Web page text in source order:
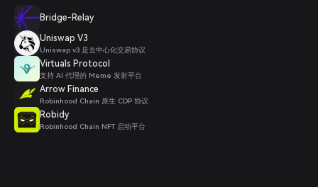
Bridge-Relay
Uniswap V3
Uniswap v3 是去中心化交易协议
Virtuals Protocol
支持 AI 代理的 Meme 发射平台
Arrow Finance
Robinhood Chain 原生 CDP 协议
Robidy
Robinhood Chain NFT 启动平台